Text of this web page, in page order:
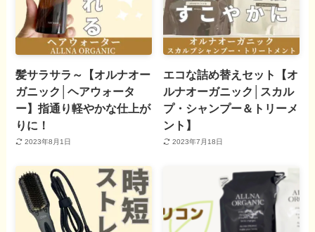
髪サラサラ～【オルナオー
ガニック│ヘアウォータ
ー】指通り軽やかな仕上が
りに！
2023年8月1日
エコな詰め替えセット【オ
ルナオーガニック│スカル
プ・シャンプー＆トリーメ
ント】
2023年7月18日